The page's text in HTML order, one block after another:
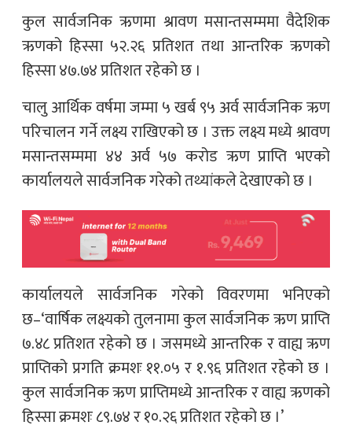
कुल सार्वजनिक ऋणमा श्रावण मसान्तसम्ममा वैदेशिक
ऋणको हिस्सा ५२.२६ प्रतिशत तथा आन्तरिक ऋणको
हिस्सा ४७.७४ प्रतिशत रहेको छ ।
चालु आर्थिक वर्षमा जम्मा ५ खर्ब ९५ अर्व सार्वजनिक ऋण
परिचालन गर्ने लक्ष्य राखिएको छ । उक्त लक्ष्य मध्ये श्रावण
मसान्तसम्ममा ४४ अर्व ५७ करोड ऋण प्राप्ति भएको
कार्यालयले सार्वजनिक गरेको तथ्यांकले देखाएको छ ।
कार्यालयले सार्वजनिक गरेको विवरणमा भनिएको
छ–‘वार्षिक लक्ष्यको तुलनामा कुल सार्वजनिक ऋण प्राप्ति
७.४८ प्रतिशत रहेको छ । जसमध्ये आन्तरिक र वाह्य ऋण
प्राप्तिको प्रगति क्रमशः ११.०५ र १.९६ प्रतिशत रहेको छ ।
कुल सार्वजनिक ऋण प्राप्तिमध्ये आन्तरिक र वाह्य ऋणको
हिस्सा क्रमशः ८९.७४ र १०.२६ प्रतिशत रहेको छ ।’